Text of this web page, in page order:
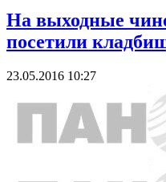
На выходные
посетили
23.05.2016 10:27